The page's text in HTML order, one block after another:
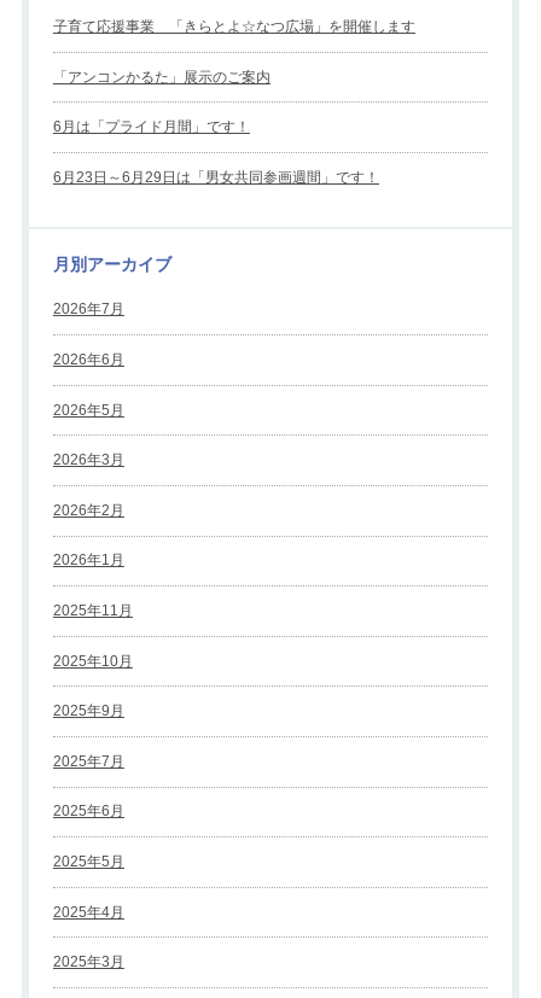
子育て応援事業 「きらとよ☆なつ広場」を開催します
「アンコンかるた」展示のご案内
6月は「プライド月間」です！
6月23日～6月29日は「男女共同参画週間」です！
月別アーカイブ
2026年7月
2026年6月
2026年5月
2026年3月
2026年2月
2026年1月
2025年11月
2025年10月
2025年9月
2025年7月
2025年6月
2025年5月
2025年4月
2025年3月